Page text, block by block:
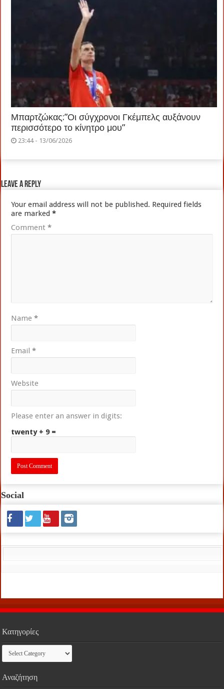
Μπαρτζώκας:”Οι σύγχρονοι Γκέμπελς αυξάνουν
περισσότερο το κίνητρο μου”
23:44 - 13/06/2026
Leave a Reply
Your email address will not be published. Required fields
are marked*
Comment*
Name*
Email*
Website
Please enter an answer in digits:
twenty + 9 =
Social
Κατηγορίες
Κατηγορίες
Αναζήτηση